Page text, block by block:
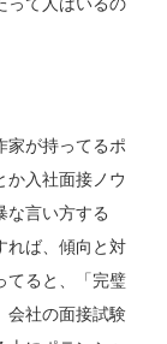
が持ってるポ
か入社面接ノウ
な言い方する
れば、傾向と対
てると、「完璧
会社の面接試験